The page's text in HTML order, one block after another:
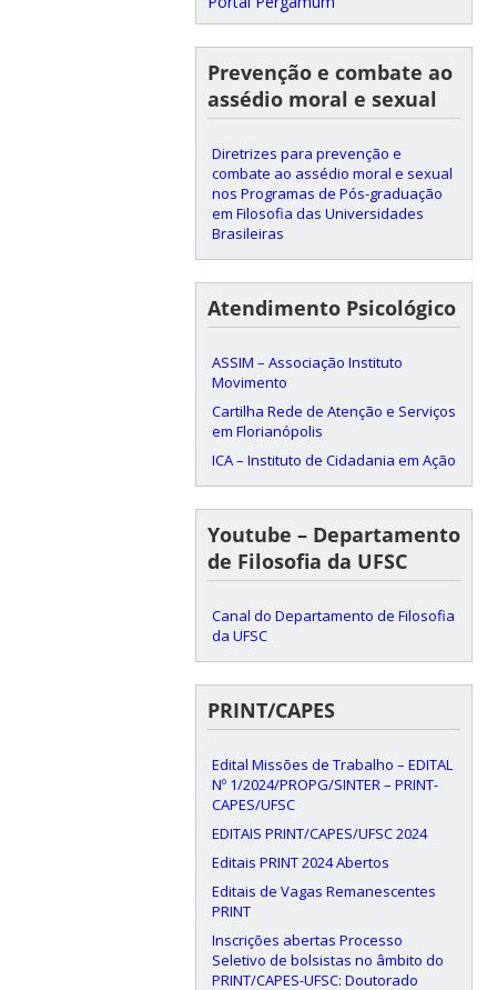
Prevenção e combate ao
assédio moral e sexual
Diretrizes para prevenção e
combate ao assédio moral e sexual
nos Programas de Pós-graduação
em Filosofia das Universidades
Brasileiras
Atendimento Psicológico
ASSIM – Associação Instituto
Movimento
Cartilha Rede de Atenção e Serviços
em Florianópolis
ICA – Instituto de Cidadania em Ação
Youtube – Departamento
de Filosofia da UFSC
Canal do Departamento de Filosofia
da UFSC
PRINT/CAPES
Edital Missões de Trabalho – EDITAL
Nº 1/2024/PROPG/SINTER – PRINT-
CAPES/UFSC
EDITAIS PRINT/CAPES/UFSC 2024
Editais PRINT 2024 Abertos
Editais de Vagas Remanescentes
PRINT
Inscrições abertas Processo
Seletivo de bolsistas no âmbito do
PRINT/CAPES-UFSC: Doutorado